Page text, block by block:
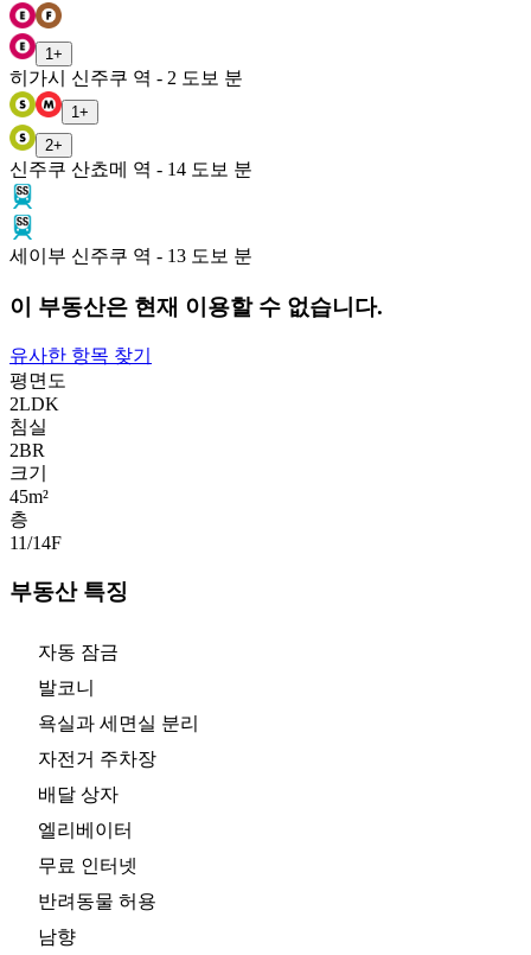
1 +
히가시 신주쿠 역 - 2 도보 분
1 +
2+
신주쿠 산쵸메 역 - 14 도보 분
세이부 신주쿠 역 - 13 도보 분
이 부동산은 현재 이용할 수 없습니다.
유사한 항목 찾기
평면도
2LDK
침실
2BR
크기
45m²
층
11/14F
부동산 특징
자동 잠금
발코니
욕실과 세면실 분리
자전거 주차장
배달 상자
엘리베이터
무료 인터넷
반려동물 허용
남향